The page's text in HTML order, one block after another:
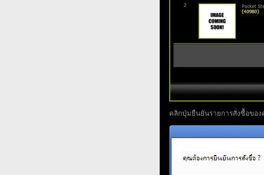
คลิกปุ่มยืนยันรายการสั่งซื้อขอ